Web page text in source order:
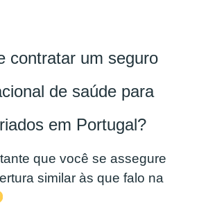
contratar um seguro
de saúde para
em Portugal?
que você se assegure
similar às que falo na